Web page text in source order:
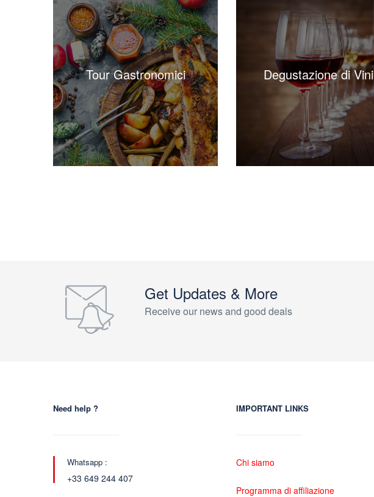
Tour Gastronomici Degustazione di Vini
Get Updates & More
Receive our news and good deals
Need help ?
Whatsapp :
+33 649 244 407
IMPORTANT LINKS
Chi siamo
Programma di affiliazione